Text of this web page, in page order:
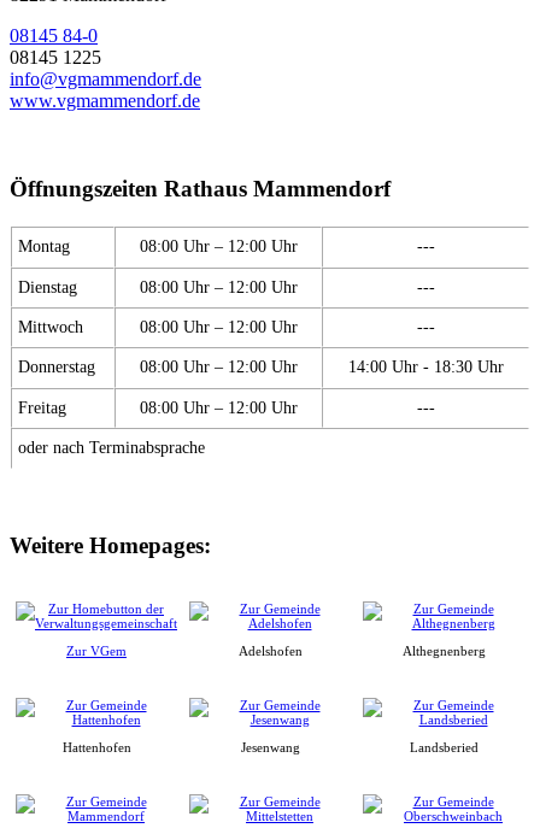
08145 84-0
08145 1225
info@vgmammendorf.de
www.vgmammendorf.de
Öffnungszeiten Rathaus Mammendorf
Montag 08:00 Uhr – 12:00 Uhr ---
Dienstag 08:00 Uhr – 12:00 Uhr ---
Mittwoch 08:00 Uhr – 12:00 Uhr ---
Donnerstag 08:00 Uhr – 12:00 Uhr 14:00 Uhr - 18:30 Uhr
Freitag 08:00 Uhr – 12:00 Uhr ---
oder nach Terminabsprache
Weitere Homepages:
Zur VGem Adelshofen Althegnenberg
Hattenhofen Jesenwang Landsberied